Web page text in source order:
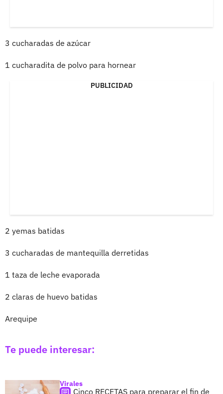
3 cucharadas de azúcar
1 cucharadita de polvo para hornear
PUBLICIDAD
2 yemas batidas
3 cucharadas de mantequilla derretidas
1 taza de leche evaporada
2 claras de huevo batidas
Arequipe
Te puede interesar:
Virales
Cinco RECETAS para preparar el fin de